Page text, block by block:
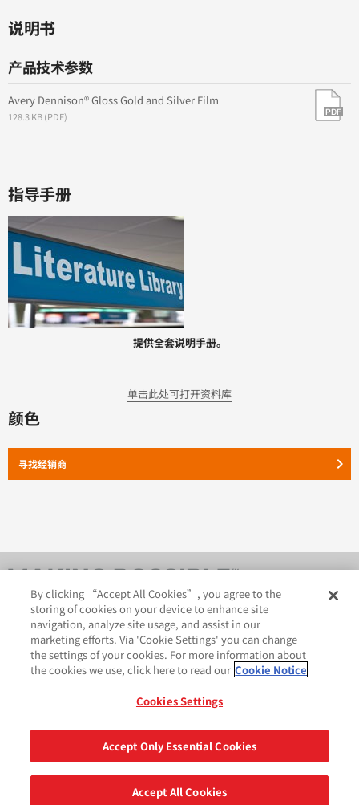
说明书
产品技术参数
Avery Dennison® Gloss Gold and Silver Film
128.3 KB (PDF)
指导手册
提供全套说明手册。
单击此处可打开资料库
颜色
寻找经销商 keyboard_arrow_right
Cookie 政策
网站地图
苏ICP备18057369号-2
©2026 艾利丹尼森公司. 版权所有.
By clicking “Accept All Cookies”, you agree to the
storing of cookies on your device to enhance site
navigation, analyze site usage, and assist in our
marketing efforts. Via 'Cookie Settings' you can change
the settings of your cookies. For more information about
the cookies we use, click here to read our Cookie Notice
Cookies Settings
Accept Only Essential Cookies
Accept All Cookies